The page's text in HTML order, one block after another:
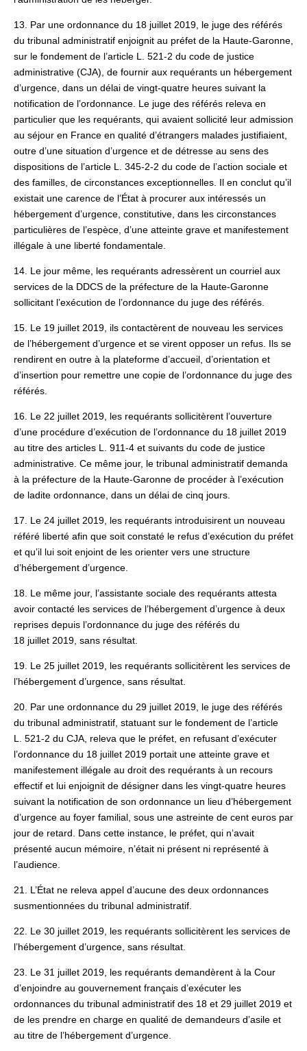
13. Par une ordonnance du 18 juillet 2019, le juge des référés
du tribunal administratif enjoignit au préfet de la Haute-Garonne,
sur le fondement de l’article L. 521-2 du code de justice
administrative (CJA), de fournir aux requérants un hébergement
d’urgence, dans un délai de vingt-quatre heures suivant la
notification de l’ordonnance. Le juge des référés releva en
particulier que les requérants, qui avaient sollicité leur admission
au séjour en France en qualité d’étrangers malades justifiaient,
outre d’une situation d’urgence et de détresse au sens des
dispositions de l’article L. 345-2-2 du code de l’action sociale et
des familles, de circonstances exceptionnelles. Il en conclut qu’il
existait une carence de l’État à procurer aux intéressés un
hébergement d’urgence, constitutive, dans les circonstances
particulières de l’espèce, d’une atteinte grave et manifestement
illégale à une liberté fondamentale.
14. Le jour même, les requérants adressèrent un courriel aux
services de la DDCS de la préfecture de la Haute-Garonne
sollicitant l’exécution de l’ordonnance du juge des référés.
15. Le 19 juillet 2019, ils contactèrent de nouveau les services
de l’hébergement d’urgence et se virent opposer un refus. Ils se
rendirent en outre à la plateforme d’accueil, d’orientation et
d’insertion pour remettre une copie de l’ordonnance du juge des
référés.
16. Le 22 juillet 2019, les requérants sollicitèrent l’ouverture
d’une procédure d’exécution de l’ordonnance du 18 juillet 2019
au titre des articles L. 911-4 et suivants du code de justice
administrative. Ce même jour, le tribunal administratif demanda
à la préfecture de la Haute‑Garonne de procéder à l’exécution
de ladite ordonnance, dans un délai de cinq jours.
17. Le 24 juillet 2019, les requérants introduisirent un nouveau
référé liberté afin que soit constaté le refus d’exécution du préfet
et qu’il lui soit enjoint de les orienter vers une structure
d’hébergement d’urgence.
18. Le même jour, l’assistante sociale des requérants attesta
avoir contacté les services de l’hébergement d’urgence à deux
reprises depuis l’ordonnance du juge des référés du
18 juillet 2019, sans résultat.
19. Le 25 juillet 2019, les requérants sollicitèrent les services de
l’hébergement d’urgence, sans résultat.
20. Par une ordonnance du 29 juillet 2019, le juge des référés
du tribunal administratif, statuant sur le fondement de l’article
L. 521-2 du CJA, releva que le préfet, en refusant d’exécuter
l’ordonnance du 18 juillet 2019 portait une atteinte grave et
manifestement illégale au droit des requérants à un recours
effectif et lui enjoignit de désigner dans les vingt-quatre heures
suivant la notification de son ordonnance un lieu d’hébergement
d’urgence au foyer familial, sous une astreinte de cent euros par
jour de retard. Dans cette instance, le préfet, qui n’avait
présenté aucun mémoire, n’était ni présent ni représenté à
l’audience.
21. L’État ne releva appel d’aucune des deux ordonnances
susmentionnées du tribunal administratif.
22. Le 30 juillet 2019, les requérants sollicitèrent les services de
l’hébergement d’urgence, sans résultat.
23. Le 31 juillet 2019, les requérants demandèrent à la Cour
d’enjoindre au gouvernement français d’exécuter les
ordonnances du tribunal administratif des 18 et 29 juillet 2019 et
de les prendre en charge en qualité de demandeurs d’asile et
au titre de l’hébergement d’urgence.